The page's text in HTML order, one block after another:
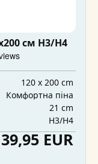
см H3/H4
120 x 200 cm
Комфортна піна
21 cm
H3/H4
EUR